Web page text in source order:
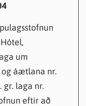
um
áætlana nr.
laga nr.
eftir að